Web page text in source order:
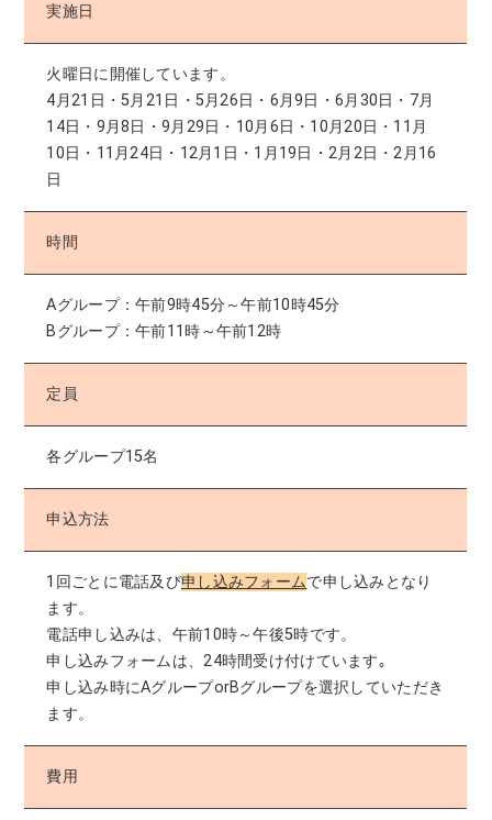
実施日
火曜日に開催しています。
4月21日・5月21日・5月26日・6月9日・6月30日・7月
14日・9月8日・9月29日・10月6日・10月20日・11月
10日・11月24日・12月1日・1月19日・2月2日・2月16
日
時間
Aグループ：午前9時45分～午前10時45分
Bグループ：午前11時～午前12時
定員
各グループ15名
申込方法
1回ごとに電話及び申し込みフォームで申し込みとなり
ます。
電話申し込みは、午前10時～午後5時です。
申し込みフォームは、24時間受け付けています｡
申し込み時にAグループorBグループを選択していただき
ます。
費用